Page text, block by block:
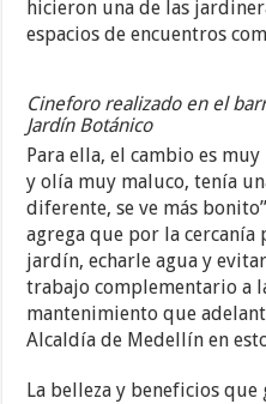
hicieron una de las
espacios de encuentros
Cineforo realizado en el
Jardín Botánico
Para ella, el cambio es
y olía muy maluco, tenía
diferente, se ve más
agrega que por la cercanía
jardín, echarle agua y
trabajo complementario a
mantenimiento que
Alcaldía de Medellín en
La belleza y beneficios que